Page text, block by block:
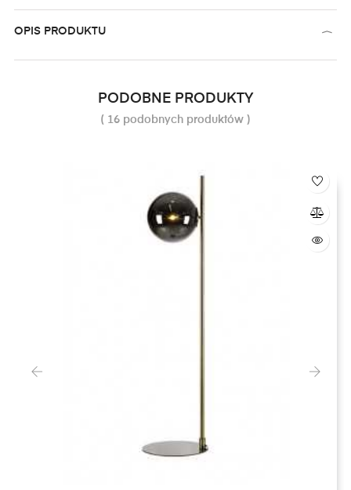
OPIS PRODUKTU
PODOBNE PRODUKTY
( 16 podobnych produktów )